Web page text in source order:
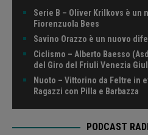
Serie B – Oliver Krilkovs è un
Fiorenzuola Bees
Savino Orazzo è un nuovo
Ciclismo – Alberto Baesso
del Giro del Friuli Venezia
Nuoto – Vittorino da Feltre in
Ragazzi con Pilla e Barbazza
PODCAST